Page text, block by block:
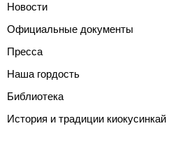
Новости
Официальные документы
Пресса
Наша гордость
Библиотека
История и традиции киокусинкай